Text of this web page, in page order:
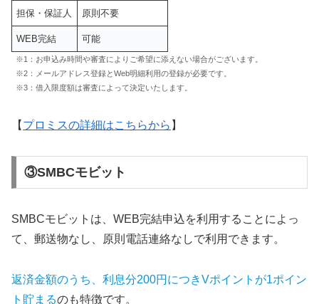
担保・保証人 原則不要
WEB完結 可能
※1：お申込み時間や審査によりご希望に添えない場合がございます。
※2：メールアドレス登録とWeb明細利用の登録が必要です。
※3：借入限度額は審査によって決定いたします。
【 プロミスの詳細はこちらから 】
③SMBCモビット
SMBCモビットは、WEB完結申込を利用することによっ
て、郵送物なし、原則電話連絡なしで利用できます。
返済金額のうち、利息分200円につきVポイントが1ポイン
ト貯まるのも特徴です。